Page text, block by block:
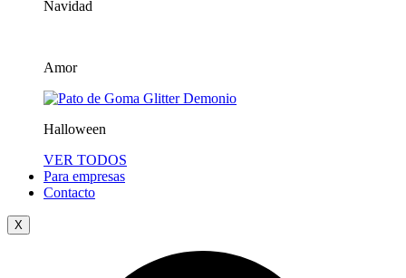
Navidad
Amor
Halloween
VER TODOS
Para empresas
Contacto
X